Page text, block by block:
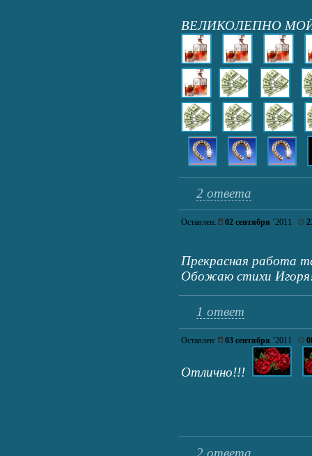
ВЕЛИКОЛЕПНО
2 ответа
Оставлен: 02 сентября ’2011
Прекрасная работа
Обожаю стихи
1 ответ
Оставлен: 03 сентября ’2011
Отлично!!!
2 ответа